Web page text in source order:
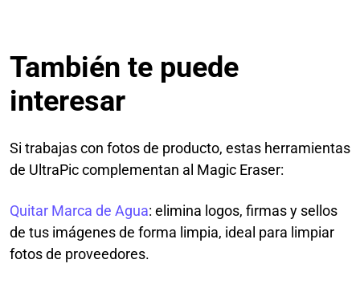
También te puede
interesar
Si trabajas con fotos de producto, estas herramientas
de UltraPic complementan al Magic Eraser:
Quitar Marca de Agua: elimina logos, firmas y sellos
de tus imágenes de forma limpia, ideal para limpiar
fotos de proveedores.